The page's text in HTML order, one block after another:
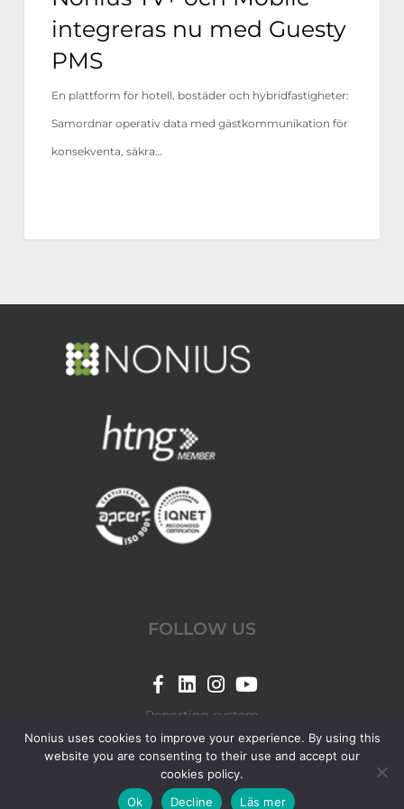
integreras nu med Guesty
PMS
En plattform för hotell, bostäder och hybridfastigheter:
Samordnar operativ data med gästkommunikation för
konsekventa, säkra…
FOLLOW US
Link
Nonius
Facebook
page
Link
Nonius
LinkedIn
page
Link
Nonius
Instagram
page
Link
Nonius
YouTube
page
Reporting system
Nonius uses cookies to improve your experience. By using this
website you are consenting to their use and accept our
cookies policy.
Ok
Decline Läs mer